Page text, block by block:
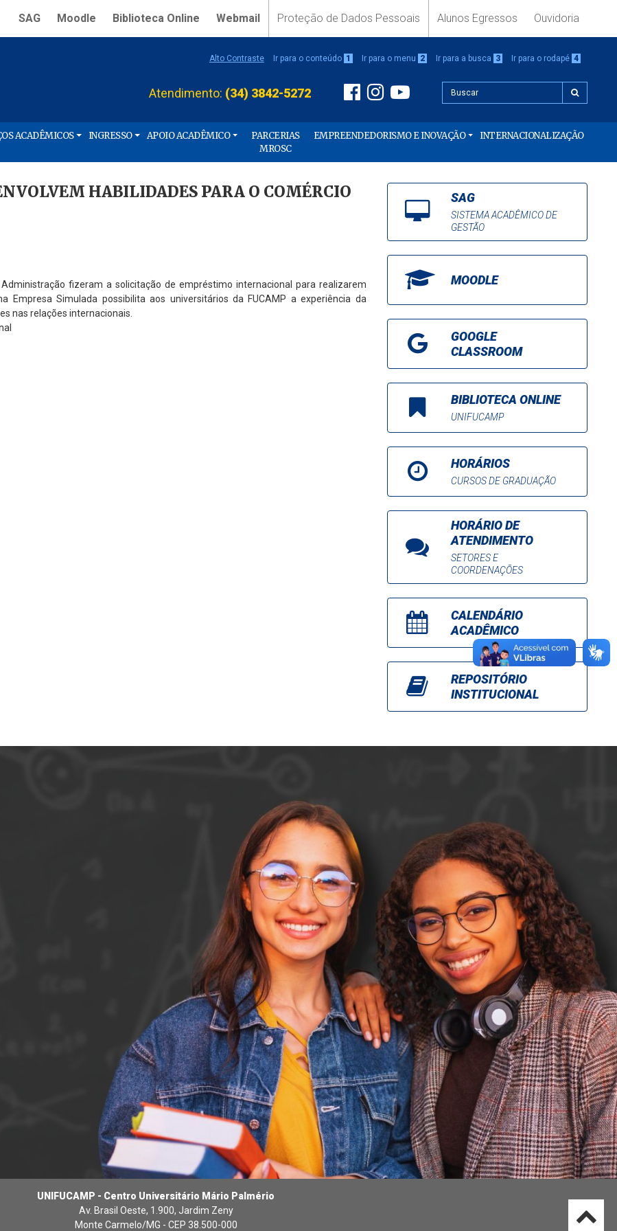
SAG Moodle Biblioteca Online Webmail Proteção de Dados Pessoais Alunos Egressos Ouvidoria
Alto Contraste Ir para o conteúdo 1 Ir para o menu 2 Ir para a busca 3 Ir para o rodapé 4
Atendimento: (34) 3842-5272
ACADÊMICOS INGRESSO APOIO ACADÊMICO
PARCERIAS
MROSC
EMPREENDEDORISMO E INOVAÇÃO INTERNACIONALIZAÇÃO
HABILIDADES PARA O COMÉRCIO
fizeram a solicitação de empréstimo internacional para realizarem
Simulada possibilita aos universitários da FUCAMP a experiência da
nas relações internacionais.
SAG
SISTEMA ACADÊMICO DE
GESTÃO
MOODLE
GOOGLE
CLASSROOM
BIBLIOTECA ONLINE
UNIFUCAMP
HORÁRIOS
CURSOS DE GRADUAÇÃO
HORÁRIO DE
ATENDIMENTO
SETORES E
COORDENAÇÕES
CALENDÁRIO
ACADÊMICO
REPOSITÓRIO
INSTITUCIONAL
UNIFUCAMP - Centro Universitário Mário Palmério
Av. Brasil Oeste, 1.900, Jardim Zeny
Monte Carmelo/MG - CEP 38.500-000